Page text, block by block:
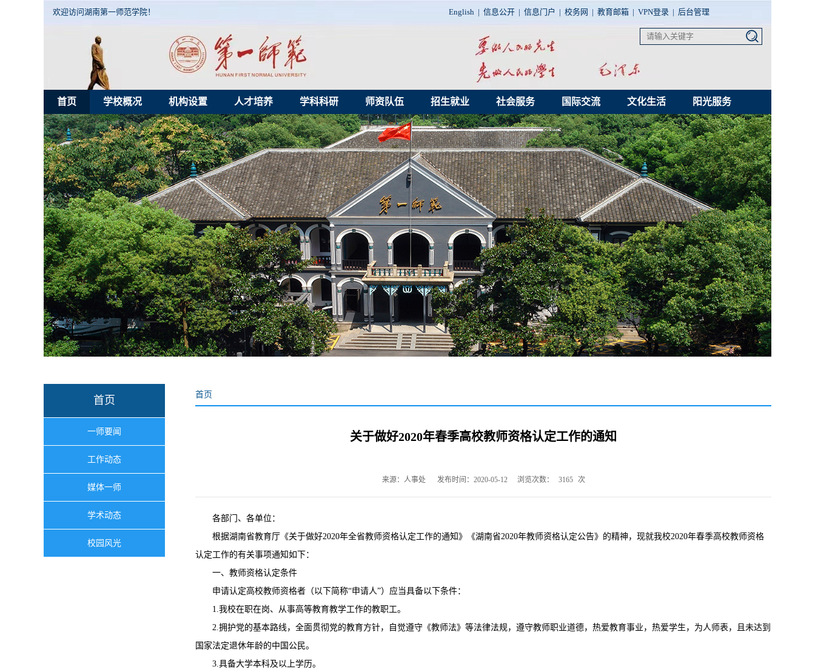
欢迎访问湖南第一师范学院！ English | 信息公开 | 信息门户 | 校务网 | 教育邮箱 | VPN登录 | 后台管理
首页 学校概况 机构设置 人才培养 学科科研 师资队伍 招生就业 社会服务 国际交流 文化生活 阳光服务
首页
一师要闻
工作动态
媒体一师
学术动态
校园风光
首页
关于做好2020年春季高校教师资格认定工作的通知
来源：人事处 发布时间：2020-05-12 浏览次数： 3165 次
各部门、各单位：
根据湖南省教育厅《关于做好2020年全省教师资格认定工作的通知》《湖南省2020年教师资格认定公告》的精神，现就我校2020年春季高校教师资格
认定工作的有关事项通知如下：
一、教师资格认定条件
申请认定高校教师资格者（以下简称“申请人”）应当具备以下条件：
1.我校在职在岗、从事高等教育教学工作的教职工。
2.拥护党的基本路线，全面贯彻党的教育方针，自觉遵守《教师法》等法律法规，遵守教师职业道德，热爱教育事业，热爱学生，为人师表，且未达到
国家法定退休年龄的中国公民。
3.具备大学本科及以上学历。